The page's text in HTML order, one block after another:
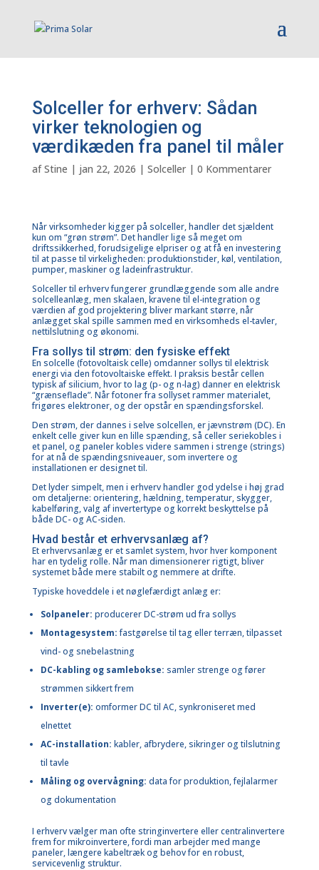
Solceller for erhverv: Sådan
virker teknologien og
værdikæden fra panel til måler
afStine | jan 22, 2026 | Solceller| 0 Kommentarer
Når virksomheder kigger på solceller, handler det sjældent
kun om “grøn strøm”. Det handler lige så meget om
driftssikkerhed, forudsigelige elpriser og at få en investering
til at passe til virkeligheden: produktionstider, køl, ventilation,
pumper, maskiner og ladeinfrastruktur.
Solceller til erhvervfungerer grundlæggende som alle andre
solcelleanlæg, men skalaen, kravene til el-integration og
værdien af god projektering bliver markant større, når
anlægget skal spille sammen med en virksomheds el-tavler,
nettilslutning og økonomi.
Fra sollys til strøm: den fysiske effekt
En solcelle (fotovoltaisk celle) omdanner sollys til elektrisk
energi via den fotovoltaiske effekt. I praksis består cellen
typisk af silicium, hvor to lag (p- og n-lag) danner en elektrisk
“grænseflade”. Når fotoner fra sollyset rammer materialet,
frigøres elektroner, og der opstår en spændingsforskel.
Den strøm, der dannes i selve solcellen, er jævnstrøm (DC). En
enkelt celle giver kun en lille spænding, så celler seriekobles i
et panel, og paneler kobles videre sammen i strenge (strings)
for at nå de spændingsniveauer, som invertere og
installationen er designet til.
Det lyder simpelt, men i erhverv handler god ydelse i høj grad
om detaljerne: orientering, hældning, temperatur, skygger,
kabelføring, valg af invertertype og korrekt beskyttelse på
både DC- og AC-siden.
Hvad består et erhvervsanlæg af?
Et erhvervsanlæg er et samlet system, hvor hver komponent
har en tydelig rolle. Når man dimensionerer rigtigt, bliver
systemet både mere stabilt og nemmere at drifte.
Typiske hoveddele i et nøglefærdigt anlæg er:
Solpaneler: producerer DC-strøm ud fra sollys
Montagesystem:fastgørelse til tag eller terræn, tilpasset
vind- og snebelastning
DC-kabling og samlebokse: samler strenge og fører
strømmen sikkert frem
Inverter(e): omformer DC til AC, synkroniseret med
elnettet
AC-installation: kabler, afbrydere, sikringer og tilslutning
til tavle
Måling og overvågning: data for produktion, fejlalarmer
og dokumentation
I erhverv vælger man ofte stringinvertere eller centralinvertere
frem for mikroinvertere, fordi man arbejder med mange
paneler, længere kabeltræk og behov for en robust,
servicevenlig struktur.